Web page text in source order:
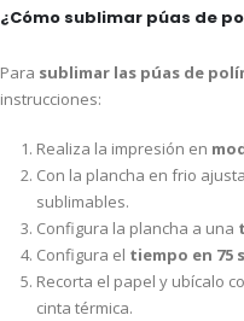
¿Cómo sublimar púas de
Para sublimar las púas de
instrucciones:
Realiza la impresión en
Con la plancha en frio
sublimables.
Configura la plancha a una
Configura el tiempo en 75
Recorta el papel y ubícalo
cinta térmica.